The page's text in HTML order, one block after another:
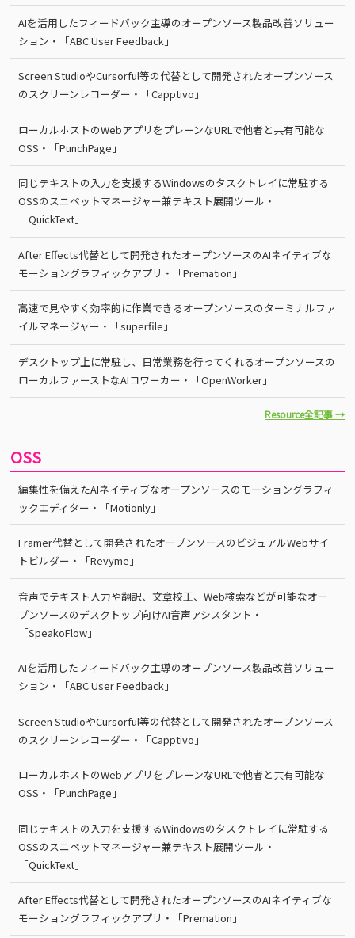
AIを活用したフィードバック主導のオープンソース製品改善ソリュー
ション・「ABC User Feedback」
Screen StudioやCursorful等の代替として開発されたオープンソース
のスクリーンレコーダー・「Capptivo」
ローカルホストのWebアプリをプレーンなURLで他者と共有可能な
OSS・「PunchPage」
同じテキストの入力を支援するWindowsのタスクトレイに常駐する
OSSのスニペットマネージャー兼テキスト展開ツール・
「QuickText」
After Effects代替として開発されたオープンソースのAIネイティブな
モーショングラフィックアプリ・「Premation」
高速で見やすく効率的に作業できるオープンソースのターミナルファ
イルマネージャー・「superfile」
デスクトップ上に常駐し、日常業務を行ってくれるオープンソースの
ローカルファーストなAIコワーカー・「OpenWorker」
Resource全記事 →
OSS
編集性を備えたAIネイティブなオープンソースのモーショングラフィ
ックエディター・「Motionly」
Framer代替として開発されたオープンソースのビジュアルWebサイ
トビルダー・「Revyme」
音声でテキスト入力や翻訳、文章校正、Web検索などが可能なオー
プンソースのデスクトップ向けAI音声アシスタント・
「SpeakoFlow」
AIを活用したフィードバック主導のオープンソース製品改善ソリュー
ション・「ABC User Feedback」
Screen StudioやCursorful等の代替として開発されたオープンソース
のスクリーンレコーダー・「Capptivo」
ローカルホストのWebアプリをプレーンなURLで他者と共有可能な
OSS・「PunchPage」
同じテキストの入力を支援するWindowsのタスクトレイに常駐する
OSSのスニペットマネージャー兼テキスト展開ツール・
「QuickText」
After Effects代替として開発されたオープンソースのAIネイティブな
モーショングラフィックアプリ・「Premation」